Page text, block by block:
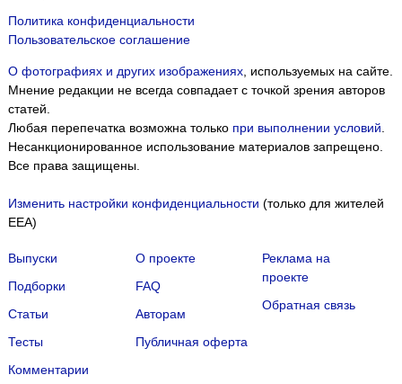
Политика конфиденциальности
Пользовательское соглашение
О фотографиях и других изображениях, используемых на сайте.
Мнение редакции не всегда совпадает с точкой зрения авторов
статей.
Любая перепечатка возможна только при выполнении условий.
Несанкционированное использование материалов запрещено.
Все права защищены.
Изменить настройки конфиденциальности (только для жителей
EEA)
Выпуски
Подборки
Статьи
Тесты
Комментарии
О проекте
FAQ
Авторам
Публичная оферта
Реклама на
проекте
Обратная связь